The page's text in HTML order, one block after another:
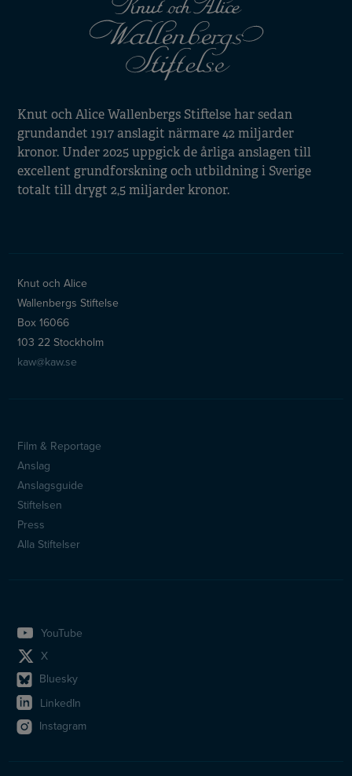
Knut och Alice Wallenbergs Stiftelse har sedan
grundandet 1917 anslagit närmare 42 miljarder
kronor. Under 2025 uppgick de årliga anslagen till
excellent grundforskning och utbildning i Sverige
totalt till drygt 2,5 miljarder kronor.
Knut och Alice
Wallenbergs Stiftelse
Box 16066
103 22 Stockholm
kaw@kaw.se
Sidfotsmeny
Film & Reportage
Anslag
Anslagsguide
Stiftelsen
Press
Alla Stiftelser
YouTube
X
Bluesky
LinkedIn
Instagram